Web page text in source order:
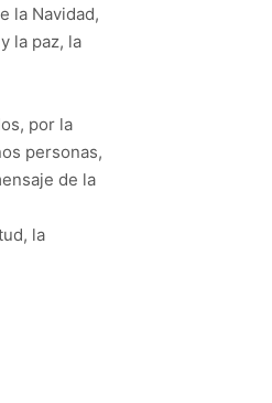
la Navidad,
la paz, la
por la
personas,
de la
la